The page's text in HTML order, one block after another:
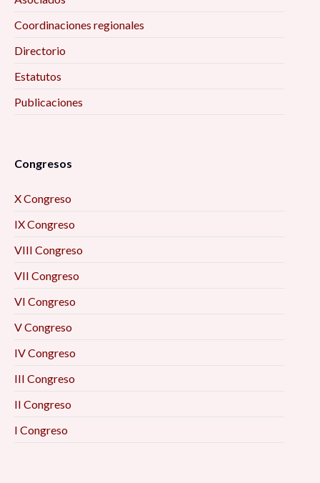
Coordinaciones regionales
Directorio
Estatutos
Publicaciones
Congresos
X Congreso
IX Congreso
VIII Congreso
VII Congreso
VI Congreso
V Congreso
IV Congreso
III Congreso
II Congreso
I Congreso